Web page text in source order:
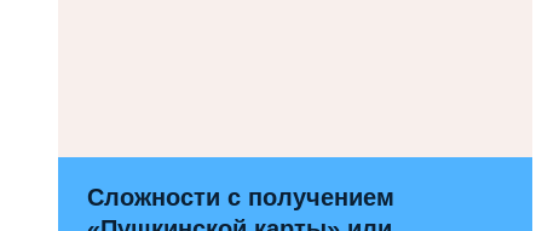
Сложности с получением